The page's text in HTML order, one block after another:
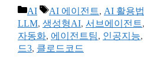
카
테
고
리
AI
태
그
AI 에이전트, AI 활용법
LLM, 생성형AI, 서브에이전트,
자동화, 에이전트팀, 인공지능,
드3, 클로드코드